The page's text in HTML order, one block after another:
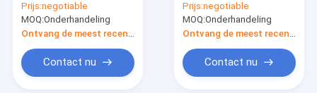
de Prestaties 206kD
van de Celcultuur
Prijs:negotiable
MOQ:Onderhandeling
Contact nu
Menselijke
Fibronectin af
Prijs:negotiable
MOQ:Onderhandeling
Contact nu